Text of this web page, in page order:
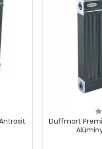
Duffmart